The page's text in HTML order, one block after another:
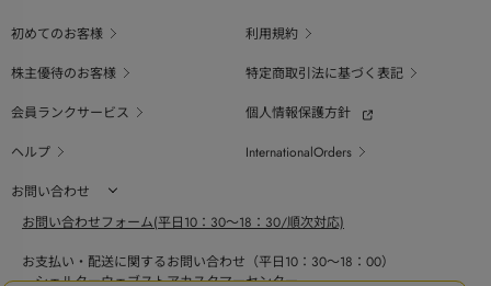
初めてのお客様
利用規約
株主優待のお客様
特定商取引法に基づく表記
会員ランクサービス
個人情報保護方針
ヘルプ
InternationalOrders
お問い合わせ
お問い合わせフォーム(平日10：30～18：30/順次対応)
お支払い・配送に関するお問い合わせ（平日10：30～18：00）
シェルターウェブストアカスタマーセンター